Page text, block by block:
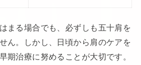
まる場合でも、必ずしも五十肩を
ん。しかし、日頃から肩のケアを
期治療に努めることが大切です。